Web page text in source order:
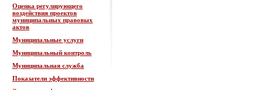
Оценка регулирующего
воздействия проектов
муниципальных правовых
актов
Муниципальные услуги
Муниципальный контроль
Муниципальная служба
Показатели эффективности